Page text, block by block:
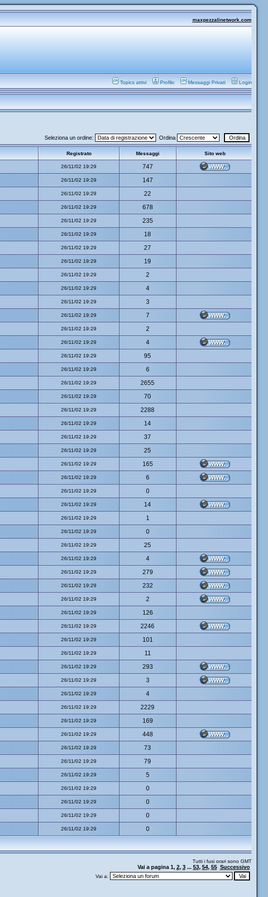
maxpezzalinetwork.com
Topics attivi Profilo Messaggi Privati Login
Seleziona un ordine: Ordina
Registrato Messaggi Sito web
26/11/02 19:29
747
26/11/02 19:29
147
26/11/02 19:29
22
26/11/02 19:29
678
26/11/02 19:29
235
26/11/02 19:29
18
26/11/02 19:29
27
26/11/02 19:29
19
26/11/02 19:29
2
26/11/02 19:29
4
26/11/02 19:29
3
26/11/02 19:29
7
26/11/02 19:29
2
26/11/02 19:29
4
26/11/02 19:29
95
26/11/02 19:29
6
26/11/02 19:29
2655
26/11/02 19:29
70
26/11/02 19:29
2288
26/11/02 19:29
14
26/11/02 19:29
37
26/11/02 19:29
25
26/11/02 19:29
165
26/11/02 19:29
6
26/11/02 19:29
0
26/11/02 19:29
14
26/11/02 19:29
1
26/11/02 19:29
0
26/11/02 19:29
25
26/11/02 19:29
4
26/11/02 19:29
279
26/11/02 19:29
232
26/11/02 19:29
2
26/11/02 19:29
126
26/11/02 19:29
2246
26/11/02 19:29
101
26/11/02 19:29
11
26/11/02 19:29
293
26/11/02 19:29
3
26/11/02 19:29
4
26/11/02 19:29
2229
26/11/02 19:29
169
26/11/02 19:29
448
26/11/02 19:29
73
26/11/02 19:29
79
26/11/02 19:29
5
26/11/02 19:29
0
26/11/02 19:29
0
26/11/02 19:29
0
26/11/02 19:29 0
Tutti i fusi orari sono GMT
Vai a pagina 1, 2, 3... 53, 54, 55 Successivo
Vai a: